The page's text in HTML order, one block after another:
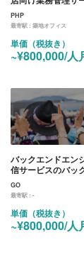
開発業務
PHP
最寄駅 : 築地オフィス
単価（税抜き）
~¥800,000/人
バックエンドエン
信サービスのバッ
GO
最寄駅 : -
単価（税抜き）
~¥800,000/人